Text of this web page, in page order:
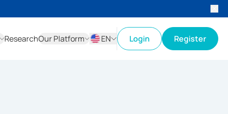
ResearchOur Platform
EN
Login Register